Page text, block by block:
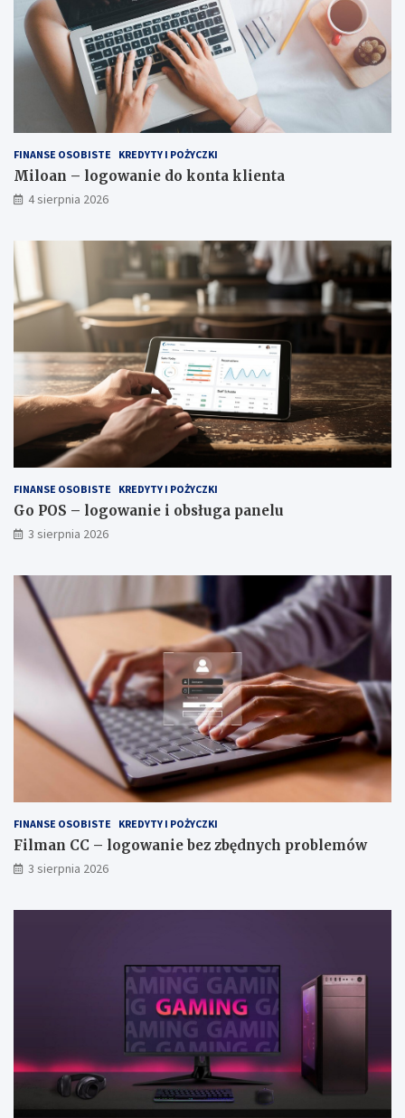
FINANSE OSOBISTE KREDYTY I POŻYCZKI
Miloan – logowanie do konta klienta
4 sierpnia 2026
FINANSE OSOBISTE KREDYTY I POŻYCZKI
Go POS – logowanie i obsługa panelu
3 sierpnia 2026
FINANSE OSOBISTE KREDYTY I POŻYCZKI
Filman CC – logowanie bez zbędnych problemów
3 sierpnia 2026